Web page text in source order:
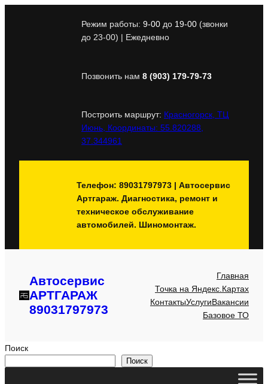
Режим работы: 9-00 до 19-00 (звонки
до 23-00) | Ежедневно
Позвонить нам 8 (903) 179-79-73
Построить маршрут: Красногорск, ТЦ
Июнь, Координаты: 55.820288,
37.344961
Телефон: 89031797973 | Автосервис
Артгараж. Диагностика, ремонт и
техническое обслуживание
автомобилей. Шиномонтаж.
Автосервис
АРТГАРАЖ
89031797973
Главная
Точка на Яндекс.Картах
КонтактыУслугиВакансии
Базовое ТО
Поиск
Поиск